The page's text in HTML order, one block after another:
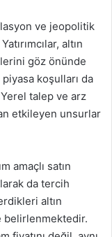
ve jeopolitik
altın
göz önünde
piyasa koşulları da
talep ve arz
etkileyen unsurlar
amaçlı satın
da tercih
altın
belirlenmektedir.